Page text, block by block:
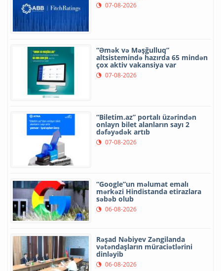
07-08-2026
“Əmək və Məşğulluq”
altsistemində hazırda 65 mindən
çox aktiv vakansiya var
07-08-2026
“Biletim.az” portalı üzərindən
onlayn bilet alanların sayı 2
dəfəyədək artıb
07-08-2026
“Google”un məlumat emalı
mərkəzi Hindistanda etirazlara
səbəb olub
06-08-2026
Rəşad Nəbiyev Zəngilanda
vətəndaşların müraciətlərini
dinləyib
06-08-2026